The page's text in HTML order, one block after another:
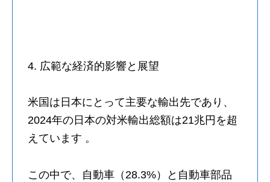
4. 広範な経済的影響と展望
米国は日本にとって主要な輸出先であり、
2024年の日本の対米輸出総額は21兆円を超
えています 。
この中で、自動車（28.3%）と自動車部品